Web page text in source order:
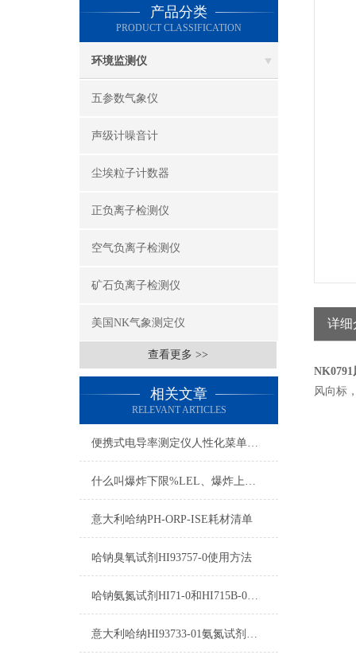
产品分类
PRODUCT CLASSIFICATION
环境监测仪
五参数气象仪
声级计噪音计
尘埃粒子计数器
正负离子检测仪
空气负离子检测仪
矿石负离子检测仪
美国NK气象测定仪
查看更多 >>
相关文章
RELEVANT ARTICLES
便携式电导率测定仪人性化菜单设计与自动报错提示
什么叫爆炸下限%LEL、爆炸上限%UEL、爆炸极限？
意大利哈纳PH-ORP-ISE耗材清单
哈钠臭氧试剂HI93757-0使用方法
哈钠氨氮试剂HI71-0和HI715B-0使用方法
意大利哈纳HI93733-01氨氮试剂参数及图片
详细
NK0791
风向标